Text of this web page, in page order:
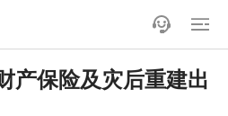
产保险及灾后重建出